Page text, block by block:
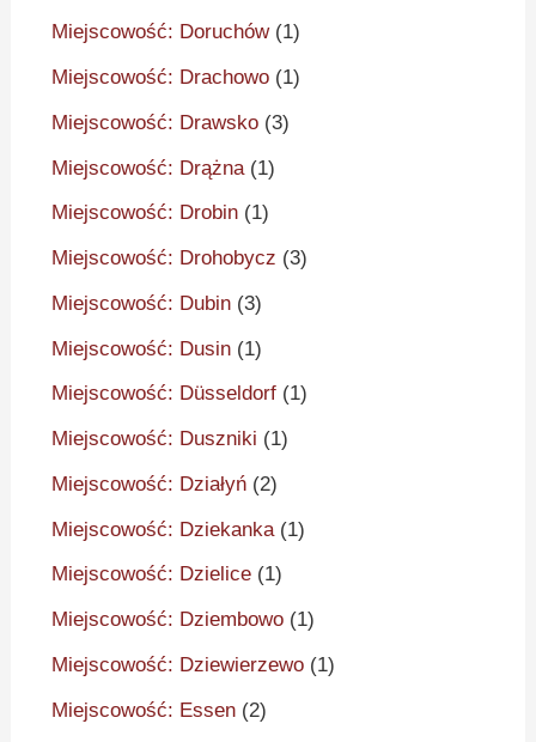
Miejscowość: Doruchów(1)
Miejscowość: Drachowo (1)
Miejscowość: Drawsko (3)
Miejscowość: Drążna (1)
Miejscowość: Drobin (1)
Miejscowość: Drohobycz (3)
Miejscowość: Dubin (3)
Miejscowość: Dusin (1)
Miejscowość: Düsseldorf (1)
Miejscowość: Duszniki (1)
Miejscowość: Działyń (2)
Miejscowość: Dziekanka (1)
Miejscowość: Dzielice (1)
Miejscowość: Dziembowo (1)
Miejscowość: Dziewierzewo (1)
Miejscowość: Essen (2)